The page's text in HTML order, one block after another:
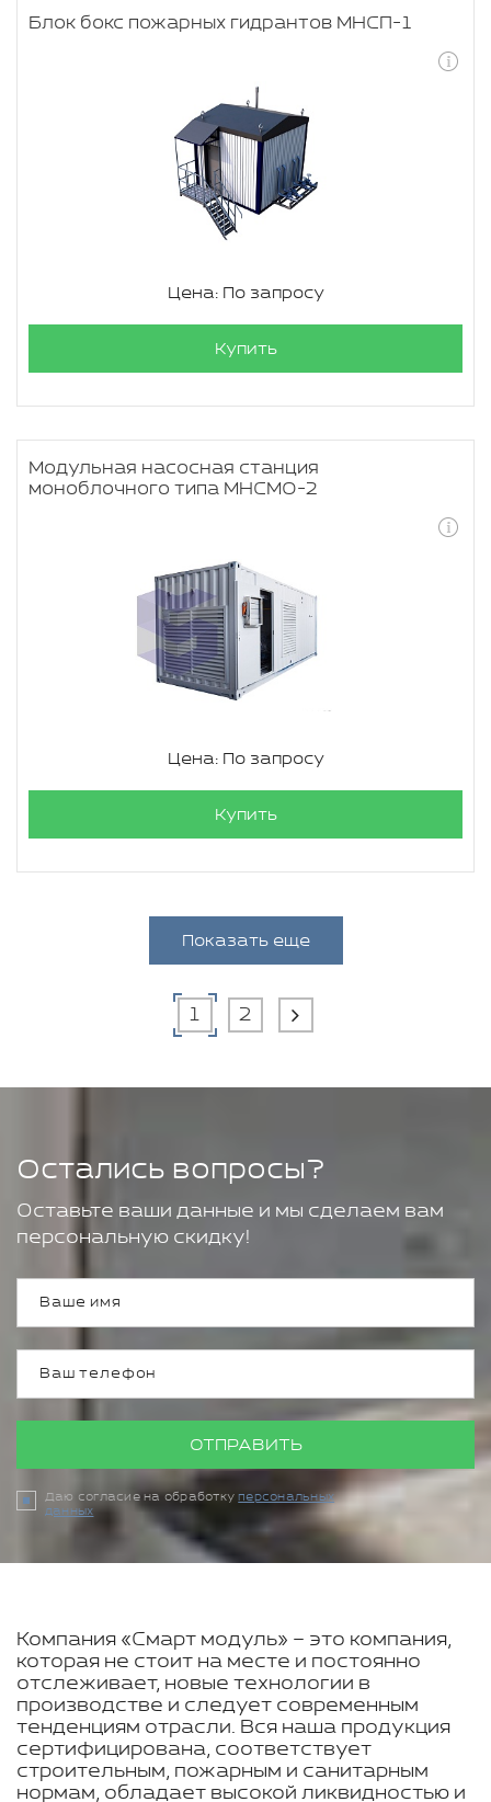
Блок бокс пожарных гидрантов МНСП-1
Цена: По запросу
Купить
Модульная насосная станция
моноблочного типа МНСМО-2
Цена: По запросу
Купить
Показать еще
1 2
Остались вопросы?
Оставьте ваши данные и мы сделаем вам
персональную скидку!
ОТПРАВИТЬ
Даю согласие на обработкуперсональных
данных
Компания «Смарт модуль» – это компания,
которая не стоит на месте и постоянно
отслеживает, новые технологии в
производстве и следует современным
тенденциям отрасли. Вся наша продукция
сертифицирована, соответствует
строительным, пожарным и санитарным
нормам, обладает высокой ликвидностью и